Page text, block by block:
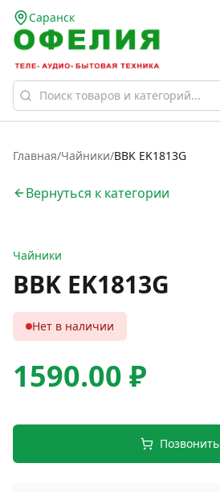
Саранск
Главная/Чайники/BBK EK1813G
Вернуться к категории
Чайники
BBK EK1813G
Нет в наличии
1590.00 ₽
Позвонить